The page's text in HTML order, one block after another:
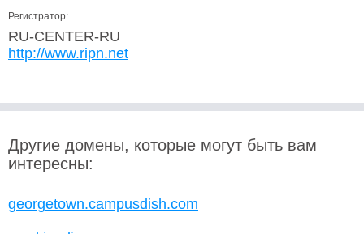
Регистратор:
RU-CENTER-RU
http://www.ripn.net
Другие домены, которые могут быть вам
интересны:
georgetown.campusdish.com